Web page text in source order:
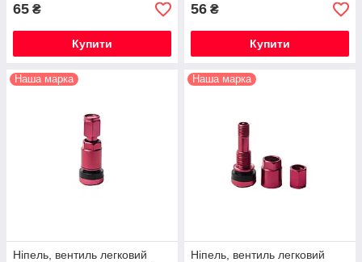
65 ₴
Купити
56 ₴
Купити
Наша марка
Ніпель, вентиль легковий
Наша марка
Ніпель, вентиль легковий